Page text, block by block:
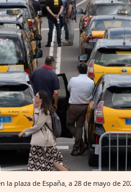
plaza de España, a 28 de mayo de